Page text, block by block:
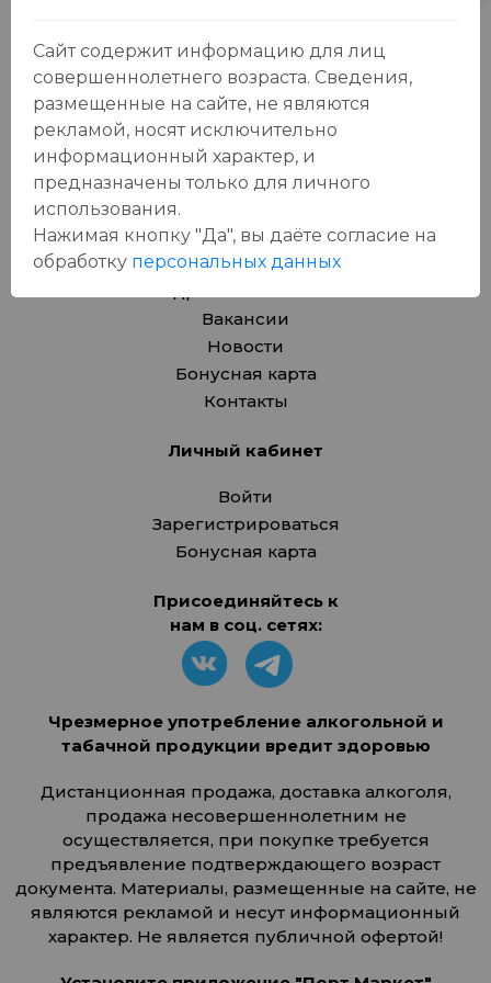
Товары для дома, игрушки
Крепкие напитки
Вина
Пиво, сидр
Товары для животных
Подарочные карты
О компании
Вакансии
Новости
Бонусная карта
Контакты
Личный кабинет
Войти
Зарегистрироваться
Бонусная карта
Присоединяйтесь к
нам в соц. сетях:
Чрезмерное употребление алкогольной и
табачной продукции вредит здоровью
Дистанционная продажа, доставка алкоголя,
продажа несовершеннолетним не
осуществляется, при покупке требуется
предъявление подтверждающего возраст
документа. Материалы, размещенные на сайте, не
являются рекламой и несут информационный
характер. Не является публичной офертой!
Сайт содержит информацию для лиц
совершеннолетнего возраста. Сведения,
размещенные на сайте, не являются
рекламой, носят исключительно
информационный характер, и
предназначены только для личного
использования.
Нажимая кнопку "Да", вы даёте cогласие на
обработку персональных данных